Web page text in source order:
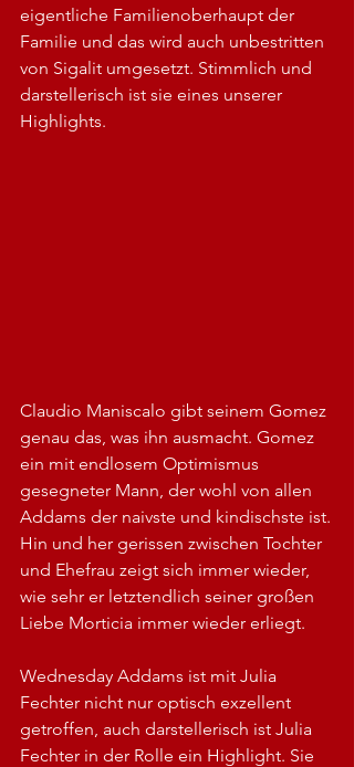
eigentliche Familienoberhaupt der
Familie und das wird auch unbestritten
von Sigalit umgesetzt. Stimmlich und
darstellerisch ist sie eines unserer
Highlights.
Claudio Maniscalo gibt seinem Gomez
genau das, was ihn ausmacht. Gomez
ein mit endlosem Optimismus
gesegneter Mann, der wohl von allen
Addams der naivste und kindischste ist.
Hin und her gerissen zwischen Tochter
und Ehefrau zeigt sich immer wieder,
wie sehr er letztendlich seiner großen
Liebe Morticia immer wieder erliegt.
Wednesday Addams ist mit Julia
Fechter nicht nur optisch exzellent
getroffen, auch darstellerisch ist Julia
Fechter in der Rolle ein Highlight. Sie